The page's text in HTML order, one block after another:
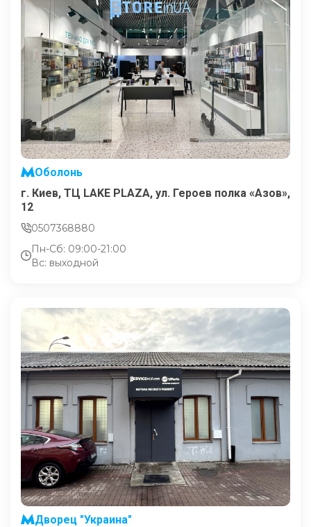
Оболонь
г. Киев, ТЦ LAKE PLAZA, ул. Героев полка «Азов»,
12
0507368880
Пн-Сб: 09:00-21:00
Вс: выходной
Дворец "Украина"